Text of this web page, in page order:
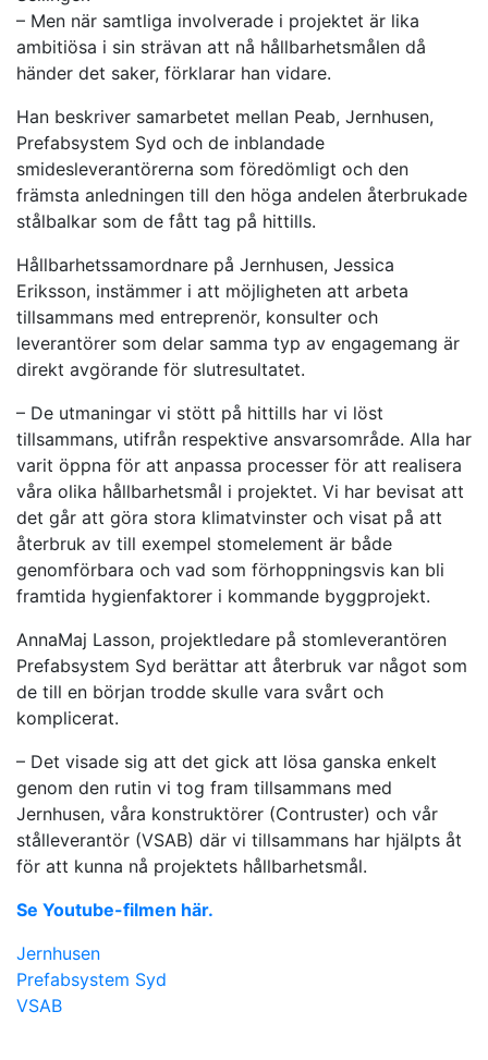
– Men när samtliga involverade i projektet är lika
ambitiösa i sin strävan att nå hållbarhetsmålen då
händer det saker, förklarar han vidare.
Han beskriver samarbetet mellan Peab, Jernhusen,
Prefabsystem Syd och de inblandade
smidesleverantörerna som föredömligt och den
främsta anledningen till den höga andelen återbrukade
stålbalkar som de fått tag på hittills.
Hållbarhetssamordnare på Jernhusen, Jessica
Eriksson, instämmer i att möjligheten att arbeta
tillsammans med entreprenör, konsulter och
leverantörer som delar samma typ av engagemang är
direkt avgörande för slutresultatet.
– De utmaningar vi stött på hittills har vi löst
tillsammans, utifrån respektive ansvarsområde. Alla har
varit öppna för att anpassa processer för att realisera
våra olika hållbarhetsmål i projektet. Vi har bevisat att
det går att göra stora klimatvinster och visat på att
återbruk av till exempel stomelement är både
genomförbara och vad som förhoppningsvis kan bli
framtida hygienfaktorer i kommande byggprojekt.
AnnaMaj Lasson, projektledare på stomleverantören
Prefabsystem Syd berättar att återbruk var något som
de till en början trodde skulle vara svårt och
komplicerat.
– Det visade sig att det gick att lösa ganska enkelt
genom den rutin vi tog fram tillsammans med
Jernhusen, våra konstruktörer (Contruster) och vår
stålleverantör (VSAB) där vi tillsammans har hjälpts åt
för att kunna nå projektets hållbarhetsmål.
Se Youtube-filmen här.
Jernhusen
Prefabsystem Syd
VSAB